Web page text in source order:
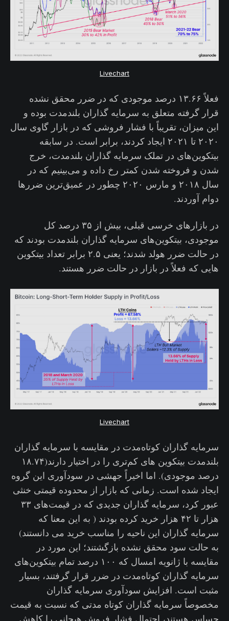
Livechart
فعلاً ۱۳.۶۶ درصد موجودی که در ضرر محقق نشده
قرار گرفته متعلق به سرمایه گذاران بلندمدت بوده و
این میزان، تقریباً با فشار فروشی که در بازار گاوی سال
۲۰۲۰ تا ۲۰۲۱ ایجاد کردند، برابر است. در سابقه
بیتکوین‌های در تملک سرمایه گذاران بلندمدت، خرج
شدن و فروخته شدن کمتر رخ داده و می‌بینیم که در
سال ۲۰۱۸ و مارس ۲۰۲۰ چطور در عمیق‌ترین ضررها
دوام آوردند.
در بازارهای خرسی قبلی، بیش از ۳۵ درصد کل
موجودی، بیتکوین‌های سرمایه گذاران بلندمدت بودند که
در حالت ضرر هولد شدند؛ یعنی ۲.۵ برابر تعداد بیتکوین
هایی که فعلاً در بازار در حالت ضرر هستند.
Livechart
سرمایه گذاران کوتاه‌مدت در مقایسه با سرمایه گذاران
بلندمدت بیتکوین های کم‌تری را در اختیار دارند‌(۱۸.۷۴
درصد موجودی). اما اخیراً جهشی در سودآوری این گروه
ایجاد شده است. زمانی که بازار از محدوده قیمتی خنثی
عبور کرد، سرمایه گذاران جدیدی که در قیمت‌های ۳۳
هزار تا ۴۲ هزار خرید کرده بودند ( به این معنا که
سرمایه گذاران این ناحیه را مناسب خرید می دانستند)
به حالت سود محقق نشده بازگشتند؛ این مورد در
مقایسه با ژانویه امسال که ۱۰۰ درصد تمام بیتکوین‌های
سرمایه گذاران کوتاه‌مدت در ضرر قرار گرفتند، بسیار
مثبت است. افزایش سودآوری سرمایه گذاران
مخصوصاً سرمایه گذاران کوتاه مدتی که نسبت به قیمت